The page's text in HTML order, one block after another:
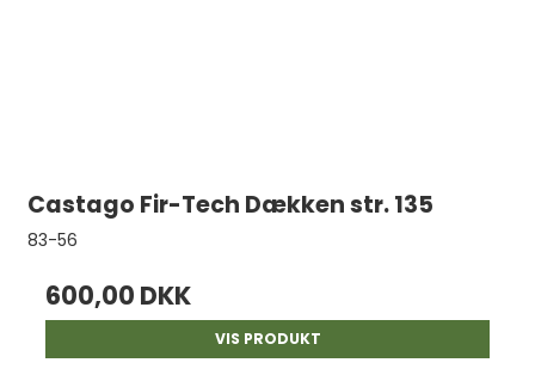
Castago Fir-Tech Dækken str. 135
83-56
600,00 DKK
VIS PRODUKT